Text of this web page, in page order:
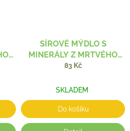
SÍROVÉ MÝDLO S
MINERÁLY Z MRTVÉHO
MOŘE 120 G
83 Kč
SKLADEM
Do košíku